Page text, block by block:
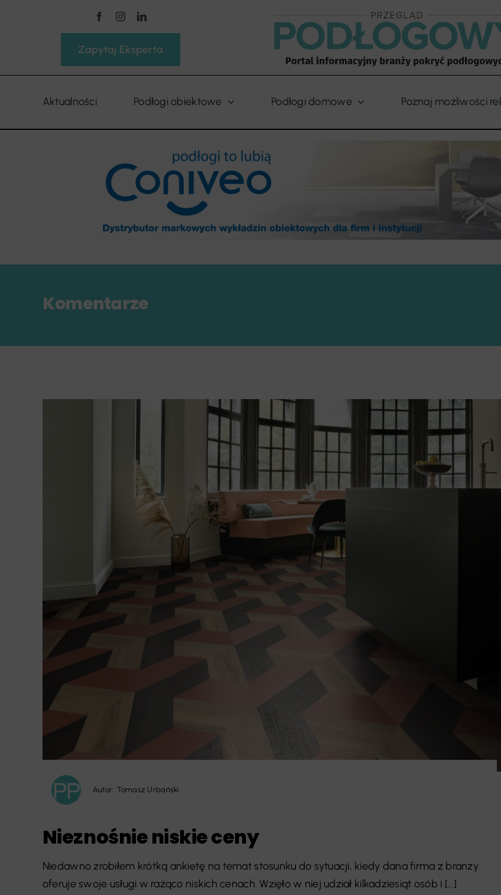
Zapytaj Eksperta
Aktualności Podłogi obiektowe Podłogi domowe Poznaj możliwości
Komentarze
Autor: Tomasz Urbański
Nieznośnie niskie ceny
Niedawno zrobiłem krótką ankietę na temat stosunku do sytuacji, kiedy dana firma z branży
oferuje swoje usługi w rażąco niskich cenach. Wzięło w niej udział kilkadziesiąt osób i [...]